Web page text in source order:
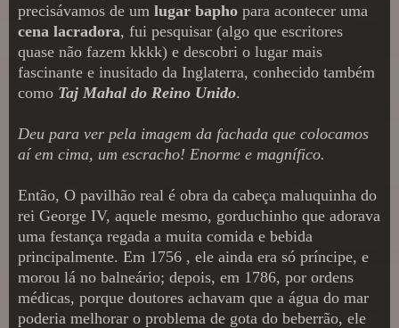
precisávamos de um lugar bapho para acontecer uma
cena lacradora, fui pesquisar (algo que escritores
quase não fazem kkkk) e descobri o lugar mais
fascinante e inusitado da Inglaterra, conhecido também
como Taj Mahal do Reino Unido.
Deu para ver pela imagem da fachada que colocamos
aí em cima, um escracho! Enorme e magnífico.
Então, O pavilhão real é obra da cabeça maluquinha do
rei George IV, aquele mesmo, gorduchinho que adorava
uma festança regada a muita comida e bebida
principalmente. Em 1756 , ele ainda era só príncipe, e
morou lá no balneário; depois, em 1786, por ordens
médicas, porque doutores achavam que a água do mar
poderia melhorar o problema de gota do beberrão, ele